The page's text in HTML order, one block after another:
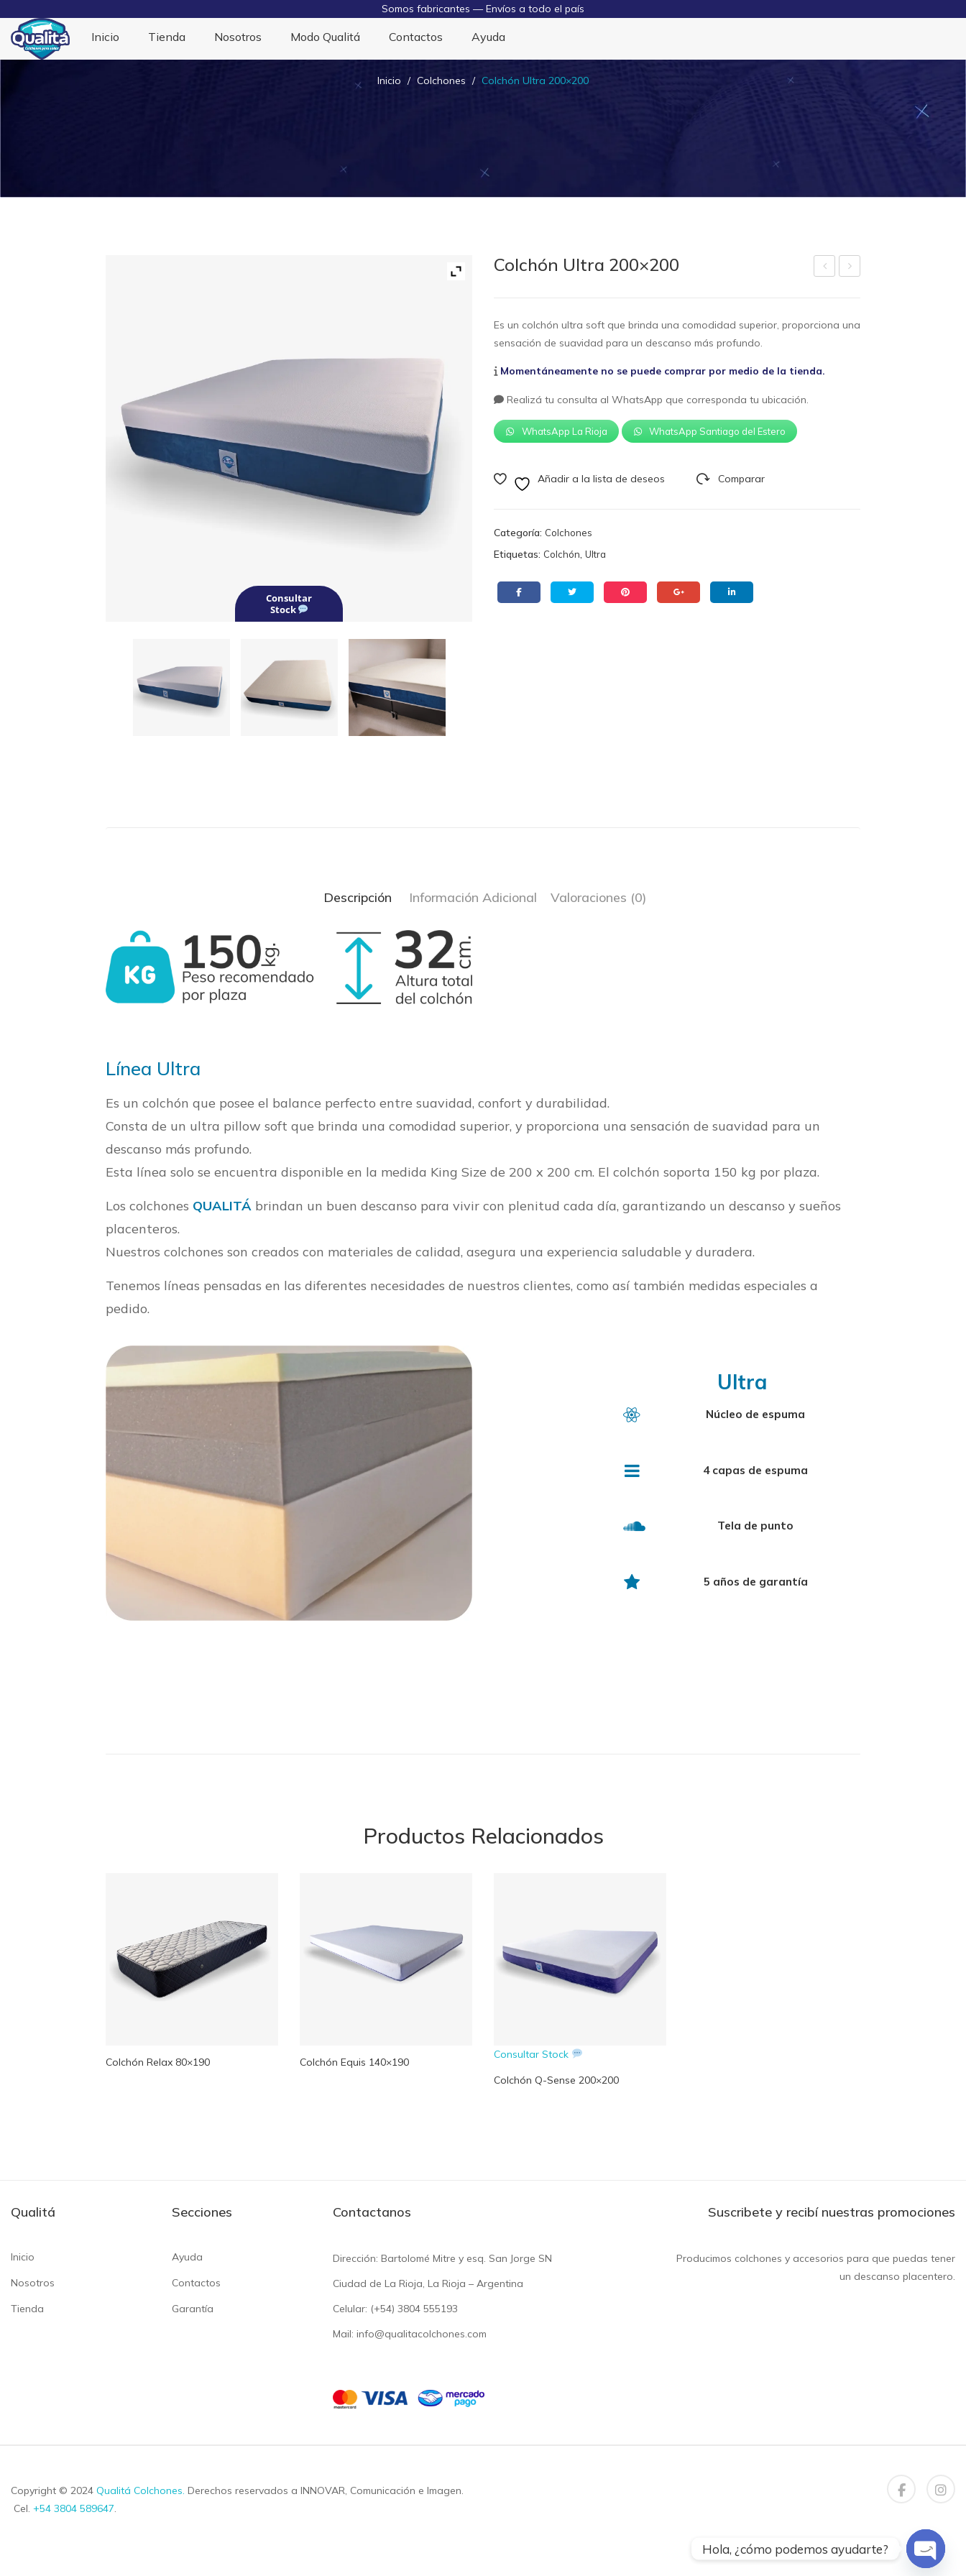
Somos fabricantes — Envíos a todo el país
Inicio Tienda Nosotros Modo Qualitá Contactos Ayuda
Inicio Tienda Nosotros Modo Qualitá Contactos Ayuda
Inicio / Colchones / Colchón Ultra 200×200
Consultar
Stock
Extr Rel
Colchón Ultra 200×200
Es un colchón ultra soft que brinda una comodidad superior, proporciona una
sensación de suavidad para un descanso más profundo.
Momentáneamente no se puede comprar por medio de la tienda.
Realizá tu consulta al WhatsApp que corresponda tu ubicación.
WhatsApp La Rioja WhatsApp Santiago del Estero
Añadir a la lista de deseos Comparar
Categoría: Colchones
Etiquetas: Colchón, Ultra
Descripción Información Adicional Valoraciones (0)
Línea Ultra
Es un colchón que posee el balance perfecto entre suavidad, confort y durabilidad.
Consta de un ultra pillow soft que brinda una comodidad superior, y proporciona una sensación de suavidad para un
descanso más profundo.
Esta línea solo se encuentra disponible en la medida King Size de 200 x 200 cm. El colchón soporta 150 kg por plaza.
Los colchones QUALITÁ brindan un buen descanso para vivir con plenitud cada día, garantizando un descanso y sueños
placenteros.
Nuestros colchones son creados con materiales de calidad, asegura una experiencia saludable y duradera.
Tenemos líneas pensadas en las diferentes necesidades de nuestros clientes, como así también medidas especiales a
pedido.
Ultra
Núcleo de espuma
4 capas de espuma
Tela de punto
5 años de garantía
Productos Relacionados
Colchón Relax 80×190 Colchón Equis 140×190
Consultar Stock
Colchón Q-Sense 200×200
Qualitá
Inicio
Nosotros
Tienda
Secciones
Ayuda
Contactos
Garantía
Contactanos
Dirección: Bartolomé Mitre y esq. San Jorge SN
Ciudad de La Rioja, La Rioja – Argentina
Celular: (+54) 3804 555193
Mail: info@qualitacolchones.com
Suscribete y recibí nuestras promociones
Producimos colchones y accesorios para que puedas tener
un descanso placentero.
Copyright © 2024 Qualitá Colchones. Derechos reservados a INNOVAR, Comunicación e Imagen.
Cel. +54 3804 589647.
Hola, ¿cómo podemos ayudarte?